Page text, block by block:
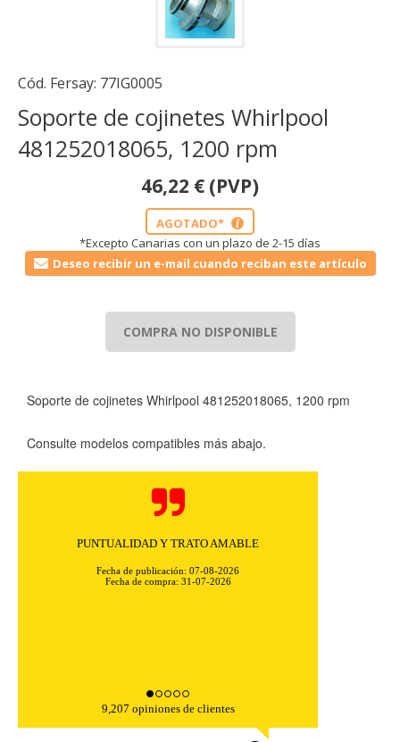
Cód. Fersay: 77IG0005
Soporte de cojinetes Whirlpool
481252018065, 1200 rpm
46,22 € (PVP)
AGOTADO* i
*Excepto Canarias con un plazo de 2-15 días
Deseo recibir un e-mail cuando reciban este artículo
COMPRA NO DISPONIBLE
Soporte de cojinetes Whirlpool 481252018065, 1200 rpm
Consulte modelos compatibles más abajo.
PUNTUALIDAD Y TRATO AMABLE
Fecha de publicación: 07-08-2026
Fecha de compra: 31-07-2026
9,207 opiniones de clientes
CONFIGURACIÓN DE COOKIES
HABILITAR TODO
Estas cookies son necesarias para que el sitio web
COOKIELEGALFERSAY, VSF904, PHPSESSID, wp-settings-1,
wp-settings-time-1, _evCo, _evCoLT